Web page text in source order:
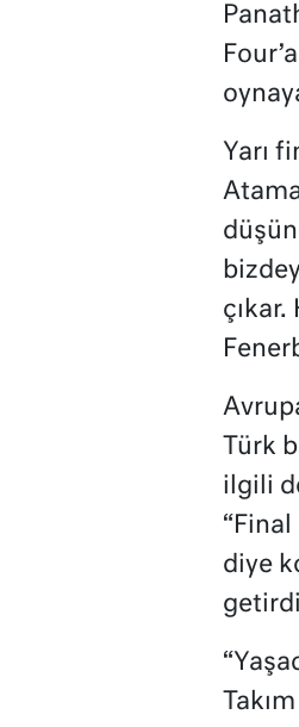
Yarı
Türk
ilgili
“Final
diye